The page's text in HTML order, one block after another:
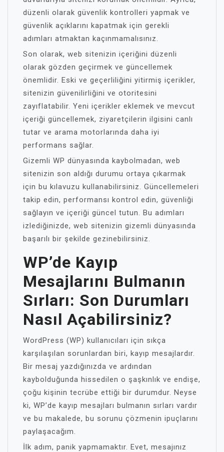
düzenli olarak güvenlik kontrolleri yapmak ve
güvenlik açıklarını kapatmak için gerekli
adımları atmaktan kaçınmamalısınız.
Son olarak, web sitenizin içeriğini düzenli
olarak gözden geçirmek ve güncellemek
önemlidir. Eski ve geçerliliğini yitirmiş içerikler,
sitenizin güvenilirliğini ve otoritesini
zayıflatabilir. Yeni içerikler eklemek ve mevcut
içeriği güncellemek, ziyaretçilerin ilgisini canlı
tutar ve arama motorlarında daha iyi
performans sağlar.
Gizemli WP dünyasında kaybolmadan, web
sitenizin son aldığı durumu ortaya çıkarmak
için bu kılavuzu kullanabilirsiniz. Güncellemeleri
takip edin, performansı kontrol edin, güvenliği
sağlayın ve içeriği güncel tutun. Bu adımları
izlediğinizde, web sitenizin gizemli dünyasında
başarılı bir şekilde gezinebilirsiniz.
WP’de Kayıp
Mesajlarını Bulmanın
Sırları: Son Durumları
Nasıl Açabilirsiniz?
WordPress (WP) kullanıcıları için sıkça
karşılaşılan sorunlardan biri, kayıp mesajlardır.
Bir mesaj yazdığınızda ve ardından
kaybolduğunda hissedilen o şaşkınlık ve endişe,
çoğu kişinin tecrübe ettiği bir durumdur. Neyse
ki, WP’de kayıp mesajları bulmanın sırları vardır
ve bu makalede, bu sorunu çözmenin ipuçlarını
paylaşacağım.
İlk adım, panik yapmamaktır. Evet, mesajınız